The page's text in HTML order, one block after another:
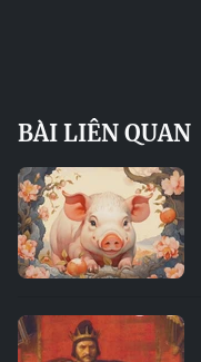
BÀI LIÊN QUAN